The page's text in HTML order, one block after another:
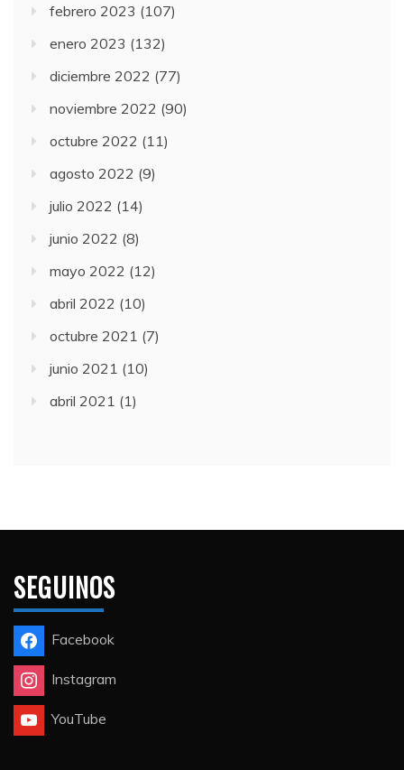
febrero 2023 (107)
enero 2023 (132)
diciembre 2022 (77)
noviembre 2022 (90)
octubre 2022 (11)
agosto 2022 (9)
julio 2022 (14)
junio 2022 (8)
mayo 2022 (12)
abril 2022 (10)
octubre 2021 (7)
junio 2021 (10)
abril 2021 (1)
SEGUINOS
Facebook
Instagram
YouTube